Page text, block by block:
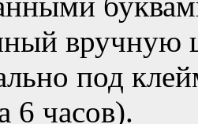
вручную
под
6 часов).